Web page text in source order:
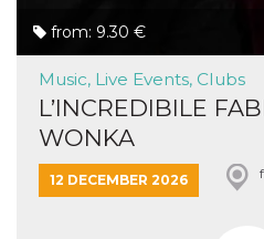
from: 9.30 €
Music, Live Events, Clubs
L’INCREDIBILE
WONKA
12 DECEMBER 2026